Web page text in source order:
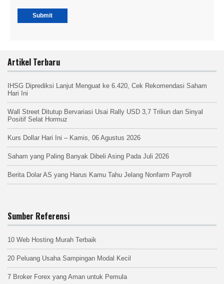
Artikel Terbaru
IHSG Diprediksi Lanjut Menguat ke 6.420, Cek Rekomendasi Saham
Hari Ini
Wall Street Ditutup Bervariasi Usai Rally USD 3,7 Triliun dan Sinyal
Positif Selat Hormuz
Kurs Dollar Hari Ini – Kamis, 06 Agustus 2026
Saham yang Paling Banyak Dibeli Asing Pada Juli 2026
Berita Dolar AS yang Harus Kamu Tahu Jelang Nonfarm Payroll
Sumber Referensi
10 Web Hosting Murah Terbaik
20 Peluang Usaha Sampingan Modal Kecil
7 Broker Forex yang Aman untuk Pemula